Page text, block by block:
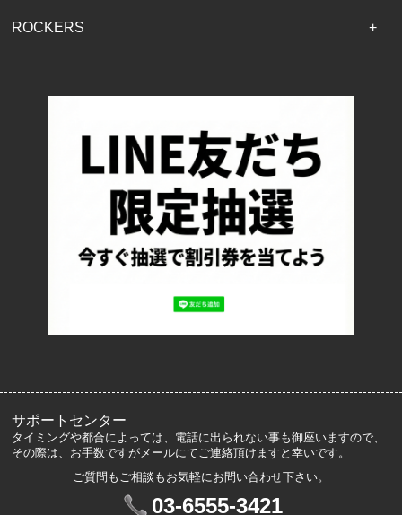
ROCKERS
配送・送料について
お支払い方法について
特定商取引法に基づく表記
プライバシーポリシー
ロッカーズについて
サポートセンター
タイミングや都合によっては、電話に出られない事も御座いますので、
その際は、お手数ですがメールにてご連絡頂けますと幸いです。
ご質問もご相談もお気軽にお問い合わせ下さい。
03-6555-3421